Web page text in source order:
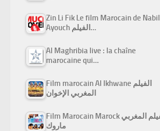
Zin Li Fik Le film Marocain de Nabil
Ayouch الفيلم…
Al Maghribia live : la chaîne
marocaine qui…
Film marocain Al Ikhwane الفيلم
المغربي الإخوان
Film Marocain Marock الفيلم المغربي
ماروك